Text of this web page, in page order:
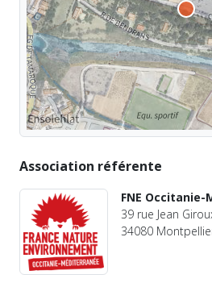
Association référente
FNE
39 rue Jean
34080